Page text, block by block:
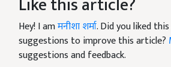
Hey! I amमनीशा शर्मा. Did you liked
suggestions to improve this article?
suggestions and feedback.